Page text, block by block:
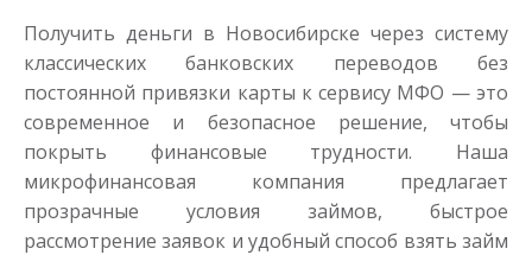
Получить деньги в Новосибирске через систему
классических банковских переводов без
постоянной привязки карты к сервису МФО — это
современное и безопасное решение, чтобы
покрыть финансовые трудности. Наша
микрофинансовая компания предлагает
прозрачные условия займов, быстрое
рассмотрение заявок и удобный способ взять займ